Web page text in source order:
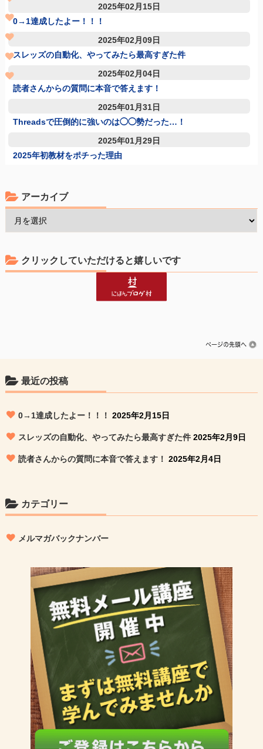
2025年02月15日
0→1達成したよー！！！
2025年02月09日
スレッズの自動化、やってみたら最高すぎた件
2025年02月04日
読者さんからの質問に本音で答えます！
2025年01月31日
Threadsで圧倒的に強いのは◯◯勢だった…！
2025年01月29日
2025年初教材をポチった理由
アーカイブ
クリックしていただけると嬉しいです
最近の投稿
0→1達成したよー！！！ 2025年2月15日
スレッズの自動化、やってみたら最高すぎた件 2025年2月9日
読者さんからの質問に本音で答えます！ 2025年2月4日
カテゴリー
メルマガバックナンバー